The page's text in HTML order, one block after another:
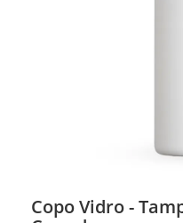
Copo Vidro -